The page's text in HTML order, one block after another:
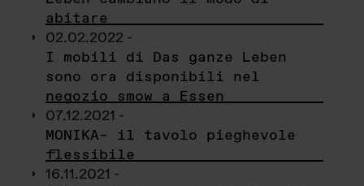
abitare
02.02.2022 -
I mobili di Das ganze Leben
sono ora disponibili nel
negozio smow a Essen
07.12.2021 -
MONIKA– il tavolo pieghevole
flessibile
16.11.2021 -